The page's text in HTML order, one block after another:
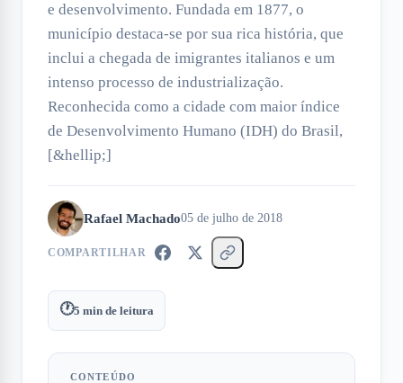
e desenvolvimento. Fundada em 1877, o
município destaca-se por sua rica história, que
inclui a chegada de imigrantes italianos e um
intenso processo de industrialização.
Reconhecida como a cidade com maior índice
de Desenvolvimento Humano (IDH) do Brasil,
[&hellip;]
Rafael Machado05 de julho de 2018
COMPARTILHAR
🕐5 min de leitura
CONTEÚDO